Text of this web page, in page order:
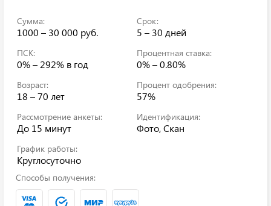
Сумма:
1000 – 30 000 руб.
Срок:
5 – 30 дней
ПСК:
0% – 292% в год
Процентная ставка:
0% – 0.80%
Возраст:
18 – 70 лет
Процент одобрения:
57%
Рассмотрение анкеты:
До 15 минут
Идентификация:
Фото, Скан
График работы:
Круглосуточно
Способы получения: